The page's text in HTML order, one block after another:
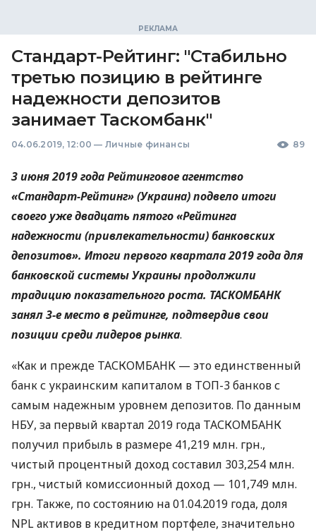
Стандарт-Рейтинг: "Стабильно
третью позицию в рейтинге
надежности депозитов
занимает Таскомбанк"
04.06.2019, 12:00 — Личные финансы 89
3 июня 2019 года Рейтинговое агентство
«Стандарт-Рейтинг» (Украина) подвело итоги
своего уже двадцать пятого «Рейтинга
надежности (привлекательности) банковских
депозитов». Итоги первого квартала 2019 года для
банковской системы Украины продолжили
традицию показательного роста. ТАСКОМБАНК
занял 3-е место в рейтинге, подтвердив свои
позиции среди лидеров рынка.
«Как и прежде ТАСКОМБАНК — это единственный
банк с украинским капиталом в ТОП-3 банков с
самым надежным уровнем депозитов. По данным
НБУ, за первый квартал 2019 года ТАСКОМБАНК
получил прибыль в размере 41,219 млн. грн.,
чистый процентный доход составил 303,254 млн.
грн., чистый комиссионный доход — 101,749 млн.
грн. Также, по состоянию на 01.04.2019 года, доля
NPLактивов в кредитном портфеле, значительно